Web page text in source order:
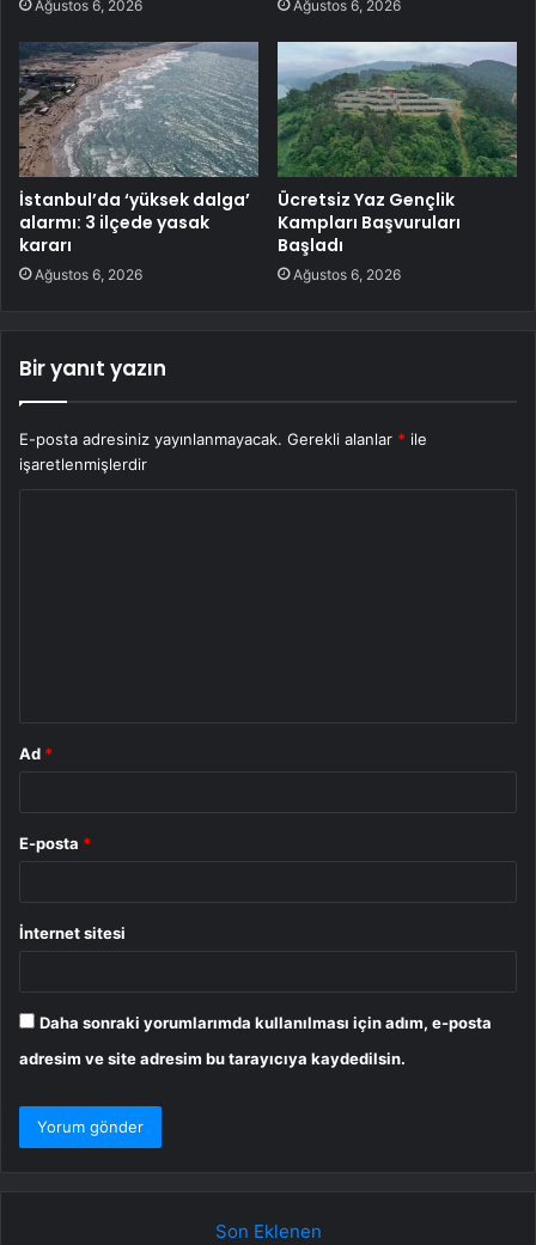
Ağustos 6, 2026 Ağustos 6, 2026
İstanbul’da ‘yüksek dalga’
alarmı: 3 ilçede yasak
kararı
Ağustos 6, 2026
Ücretsiz Yaz Gençlik
Kampları Başvuruları
Başladı
Ağustos 6, 2026
Bir yanıt yazın
E-posta adresiniz yayınlanmayacak. Gerekli alanlar * ile
işaretlenmişlerdir
Ad *
E-posta *
İnternet sitesi
Daha sonraki yorumlarımda kullanılması için adım, e-posta
adresim ve site adresim bu tarayıcıya kaydedilsin.
Son Eklenen